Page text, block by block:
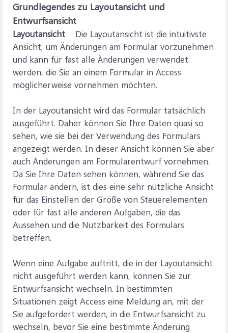
Grundlegendes zu Layoutansicht und
Entwurfsansicht
Layoutansicht Die Layoutansicht ist die intuitivste
Ansicht, um Änderungen am Formular vorzunehmen
und kann für fast alle Änderungen verwendet
werden, die Sie an einem Formular in Access
möglicherweise vornehmen möchten.
In der Layoutansicht wird das Formular tatsächlich
ausgeführt. Daher können Sie Ihre Daten quasi so
sehen, wie sie bei der Verwendung des Formulars
angezeigt werden. In dieser Ansicht können Sie aber
auch Änderungen am Formularentwurf vornehmen.
Da Sie Ihre Daten sehen können, während Sie das
Formular ändern, ist dies eine sehr nützliche Ansicht
für das Einstellen der Größe von Steuerelementen
oder für fast alle anderen Aufgaben, die das
Aussehen und die Nutzbarkeit des Formulars
betreffen.
Wenn eine Aufgabe auftritt, die in der Layoutansicht
nicht ausgeführt werden kann, können Sie zur
Entwurfsansicht wechseln. In bestimmten
Situationen zeigt Access eine Meldung an, mit der
Sie aufgefordert werden, in die Entwurfsansicht zu
wechseln, bevor Sie eine bestimmte Änderung